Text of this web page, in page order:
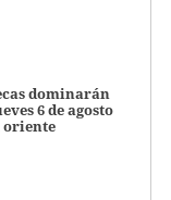
dominarán
6 de agosto
oriente